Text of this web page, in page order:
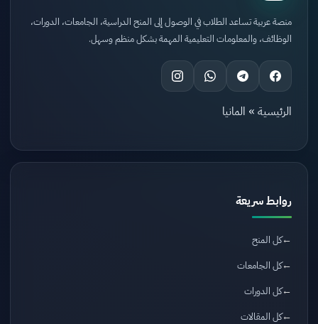
منصة عربية تساعد الطلاب في الوصول إلى المنح الدراسية، الجامعات، الدورات،
الوظائف، والمعلومات التعليمية المهمة بشكل منظم وسهل.
الرئيسية » المانيا
روابط سريعة
كل المنح
كل الجامعات
كل الدورات
كل المقالات